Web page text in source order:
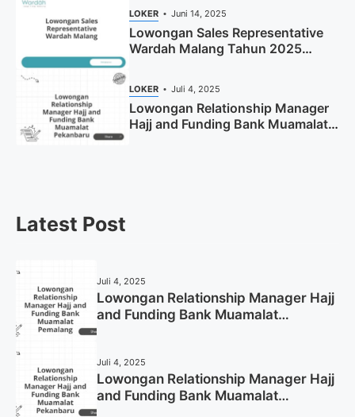
LOKER Juni 14, 2025
Lowongan Sales Representative
Wardah Malang Tahun 2025
LOKER Juli 4, 2025
Lowongan Relationship Manager
Hajj and Funding Bank Muamalat
Latest Post
Juli 4, 2025
Lowongan Relationship Manager Hajj
and Funding Bank Muamalat
Juli 4, 2025
Lowongan Relationship Manager Hajj
and Funding Bank Muamalat